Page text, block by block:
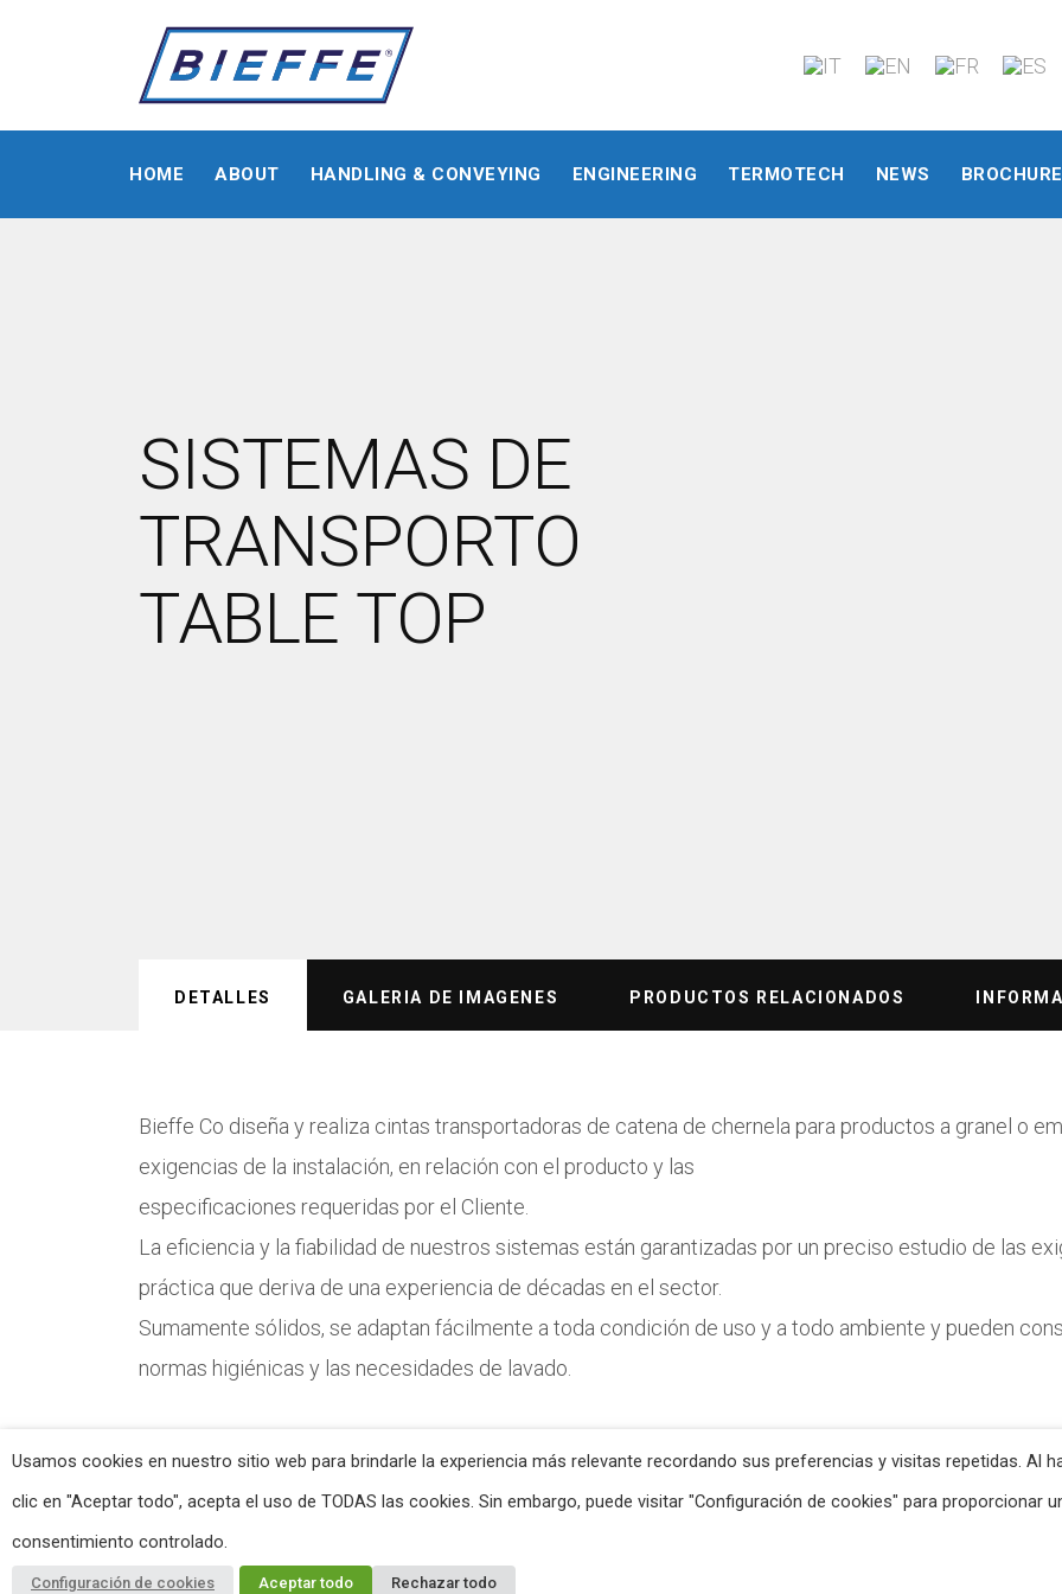
HOME ABOUT HANDLING & CONVEYING ENGINEERING TERMOTECH NEWS BROCHURE
SISTEMAS DE
TRANSPORTO
TABLE TOP
DETALLES GALERIA DE IMAGENES PRODUCTOS RELACIONADOS
Bieffe Co diseña y realiza cintas transportadoras de catena de chernela para productos a granel o
exigencias de la instalación, en relación con el producto y las
especificaciones requeridas por el Cliente.
La eficiencia y la fiabilidad de nuestros sistemas están garantizadas por un preciso estudio de las
práctica que deriva de una experiencia de décadas en el sector.
Sumamente sólidos, se adaptan fácilmente a toda condición de uso y a todo ambiente y pueden
normas higiénicas y las necesidades de lavado.
Bieffe Co - P.IVA: 01355360056 -Privacy Policy-Cookie Policy
Usamos cookies en nuestro sitio web para brindarle la experiencia más relevante recordando sus preferencias y visitas repetidas. Al
clic en "Aceptar todo", acepta el uso de TODAS las cookies. Sin embargo, puede visitar "Configuración de cookies" para proporcionar
consentimiento controlado.
Configuración de cookies Aceptar todo Rechazar todo